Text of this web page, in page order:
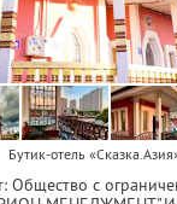
Бутик-отель
Общество с